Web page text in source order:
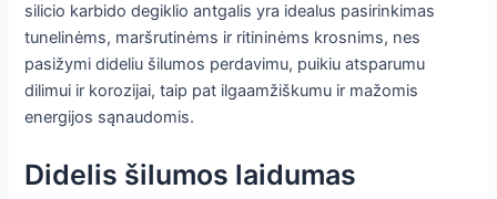
silicio karbido degiklio antgalis yra idealus pasirinkimas
tunelinėms, maršrutinėms ir ritininėms krosnims, nes
pasižymi dideliu šilumos perdavimu, puikiu atsparumu
dilimui ir korozijai, taip pat ilgaamžiškumu ir mažomis
energijos sąnaudomis.
Didelis šilumos laidumas